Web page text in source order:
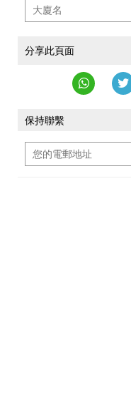
分享此頁面
保持聯繫